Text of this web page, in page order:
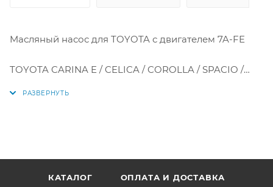
Mасляный насос для TOYOTA с двигателем 7A-FE
TOYOTA CARINA E / CELICA / COROLLA / SPACIO /
КАТАЛОГ ОПЛАТА И ДОСТАВКА